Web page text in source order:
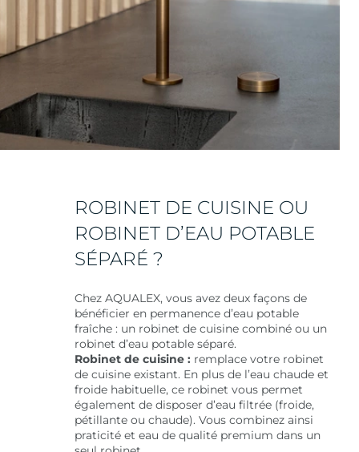
ROBINET DE CUISINE OU
ROBINET D’EAU POTABLE
SÉPARÉ ?
Chez AQUALEX, vous avez deux façons de
bénéficier en permanence d’eau potable
fraîche : un robinet de cuisine combiné ou un
robinet d’eau potable séparé.
Robinet de cuisine : remplace votre robinet
de cuisine existant. En plus de l’eau chaude et
froide habituelle, ce robinet vous permet
également de disposer d’eau filtrée (froide,
pétillante ou chaude). Vous combinez ainsi
praticité et eau de qualité premium dans un